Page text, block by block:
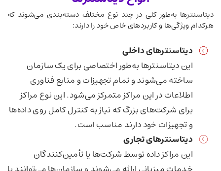
دیتاسنترها به‌طور کلی در چند نوع مختلف دسته‌بندی می‌شوند که
هرکدام ویژگی‌ها و کاربردهای خاص خود را دارند:
دیتاسنترهای داخلی
این دیتاسنترها به‌طور اختصاصی برای یک سازمان
ساخته می‌شوند و تمام تجهیزات و منابع فناوری
اطلاعات در این مراکز متمرکز می‌شود. این نوع مراکز
برای شرکت‌های بزرگ که نیاز به کنترل کامل روی داده‌ها
و تجهیزات خود دارند مناسب است.
دیتاسنترهای تجاری
این مراکز داده توسط شرکت‌ها یا تأمین‌کنندگان